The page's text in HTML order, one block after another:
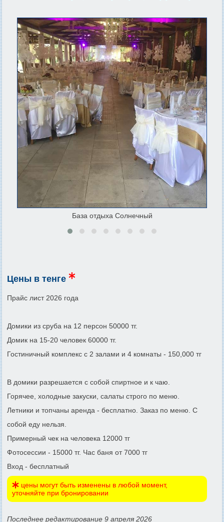
База отдыха Солнечный
Цены в тенге
Прайс лист 2026 года
Домики из сруба на 12 персон 50000 тг.
Домик на 15-20 человек 60000 тг.
Гостиничный комплекс с 2 залами и 4 комнаты - 150,000 тг
В домики разрешается с собой спиртное и к чаю.
Горячее, холодные закуски, салаты строго по меню.
Летники и топчаны аренда - бесплатно. Заказ по меню. С
собой еду нельзя.
Примерный чек на человека 12000 тг
Фотосессии - 15000 тг. Час баня от 7000 тг
Вход - бесплатный
цены могут быть изменены в любой момент,
уточняйте при бронировании
Последнее редактирование 9 апреля 2026